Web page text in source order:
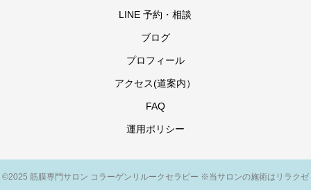
LINE 予約・相談
ブログ
プロフィール
アクセス(道案内）
FAQ
運用ポリシー
©2025 筋膜専門サロン コラーゲンリルークセラピー ※当サロンの施術はリラクゼ